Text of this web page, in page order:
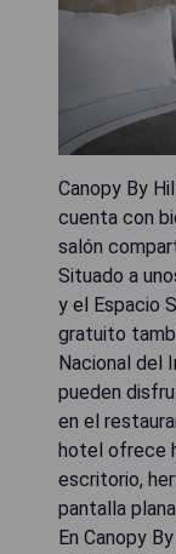
Canopy By
cuenta con
salón
Situado a
y el Espacio
gratuito
Nacional del
pueden
en el
hotel ofrece
escritorio,
pantalla
En Canopy